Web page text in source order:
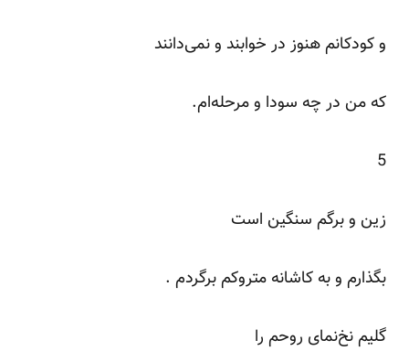
و کودکانم هنوز در خوابند و نمی‌دانند
که من در چه سودا و مرحله‌ام.
5
زین و برگم سنگین است
بگذارم و به کاشانه متروکم برگردم .
گلیم نخ‌نمای روحم را